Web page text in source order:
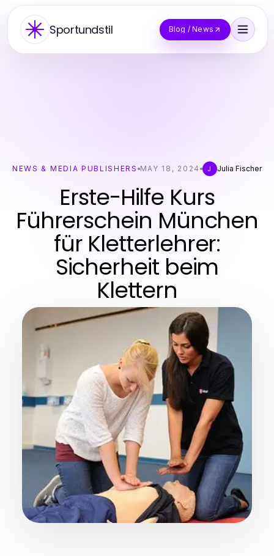
Sportundstil Blog / News
NEWS & MEDIA PUBLISHERS MAY 18, 2024 J Julia Fischer
Erste-Hilfe Kurs
Führerschein München
für Kletterlehrer:
Sicherheit beim
Klettern